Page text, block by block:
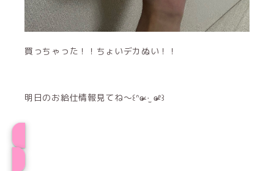
買っちゃった！！ちょいデカぬい！！
明日のお給仕情報見てね〜꒰ᐢɞ̴̶̷ ·̫ ɞ̴̶̷ᐢ꒱